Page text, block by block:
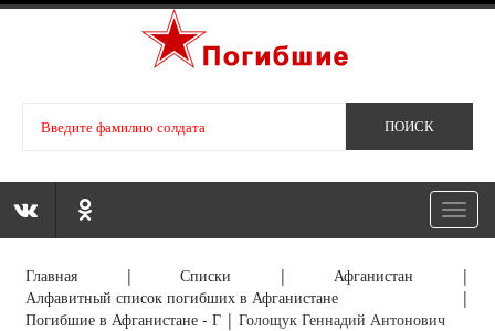
Главная |Списки | Афганистан |
Алфавитный список погибших в Афганистане |
Погибшие в Афганистане - Г |Голощук Геннадий Антонович